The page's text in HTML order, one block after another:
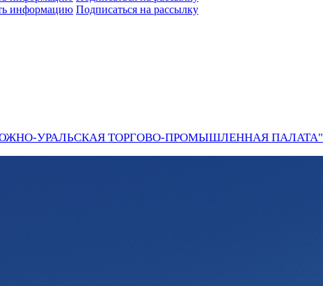
информацию Подписаться на рассылку
УРАЛЬСКАЯ ТОРГОВО-ПРОМЫШЛЕННАЯ ПАЛАТА"